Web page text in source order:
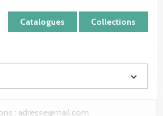
Catalogues Collections